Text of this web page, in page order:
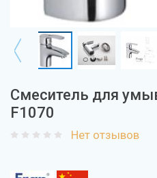
Смеситель для
F1070
Нет отзывов